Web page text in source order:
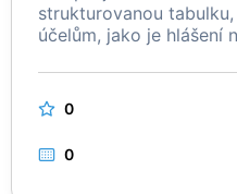
strukturovanou
účelům, jako je hlášení
0
0